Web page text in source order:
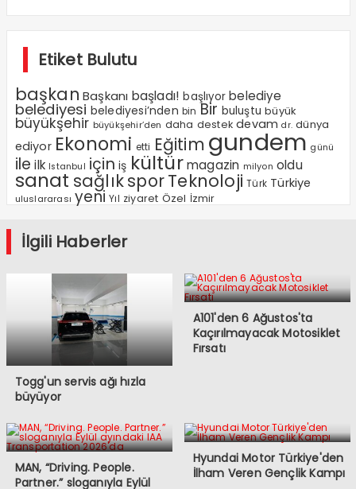
Etiket Bulutu
başkan Başkanı başladı! başlıyor belediye
belediyesi belediyesi’nden bin Bir buluştu büyük
büyükşehir büyükşehir’den daha destek devam dr. dünya
ediyor Ekonomi etti Eğitim gundem günü
ile ilk Istanbul için iş kültür magazin milyon oldu
sanat sağlıksporTeknoloji Türk Türkiye
uluslararası yeni Yıl ziyaret Özel İzmir
İlgili Haberler
Togg'un servis ağı hızla
büyüyor
A101'den 6 Ağustos'ta
Kaçırılmayacak Motosiklet
Fırsatı
MAN, “Driving. People.
Partner.” sloganıyla Eylül
Hyundai Motor Türkiye'den
İlham Veren Gençlik Kampı